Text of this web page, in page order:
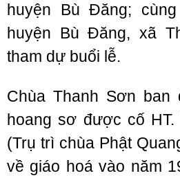
huyện Bù Đăng;
huyện Bù Đăng, xã
tham dự buổi lễ.
Chùa Thanh Sơn ban
hoang sơ được cố HT.
(Trụ trì chùa Phật
về giáo hoá vào năm